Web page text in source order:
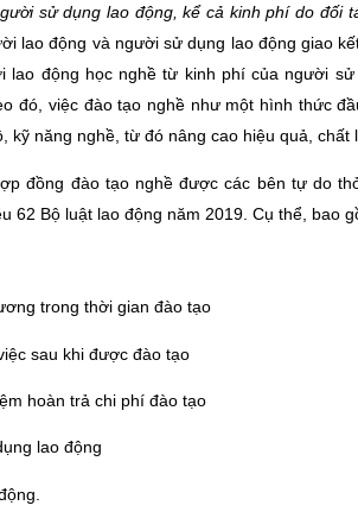
sử dụng lao động, kể cả kinh phí do đối
lao động và người sử dụng lao động giao
lao động học nghề từ kinh phí của người
đó, việc đào tạo nghề như một hình thức
kỹ năng nghề, từ đó nâng cao hiệu quả,
đồng đào tạo nghề được các bên tự do
62 Bộ luật lao động năm 2019. Cụ thể, bao
trong thời gian đào tạo
sau khi được đào tạo
hoàn trả chi phí đào tạo
lao động